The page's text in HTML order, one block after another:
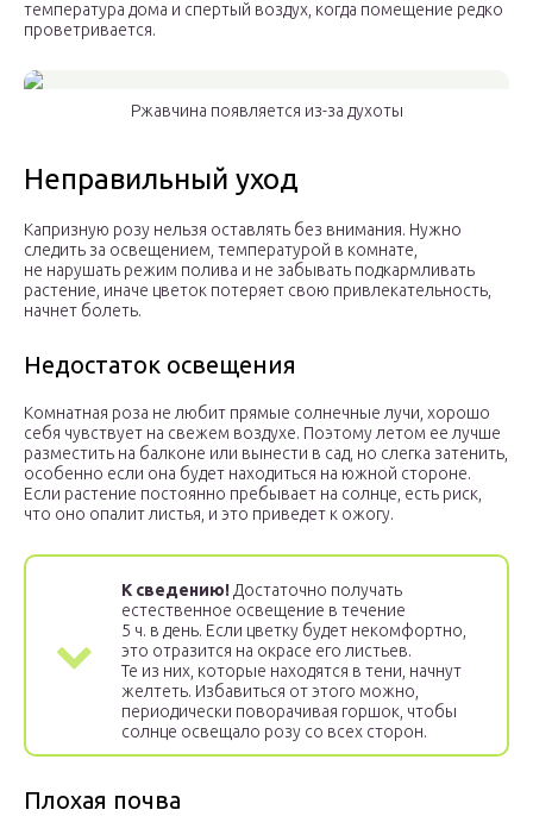
температура дома и спертый воздух, когда помещение редко
проветривается.
Ржавчина появляется из-за духоты
Неправильный уход
Капризную розу нельзя оставлять без внимания. Нужно
следить за освещением, температурой в комнате,
не нарушать режим полива и не забывать подкармливать
растение, иначе цветок потеряет свою привлекательность,
начнет болеть.
Недостаток освещения
Комнатная роза не любит прямые солнечные лучи, хорошо
себя чувствует на свежем воздухе. Поэтому летом ее лучше
разместить на балконе или вынести в сад, но слегка затенить,
особенно если она будет находиться на южной стороне.
Если растение постоянно пребывает на солнце, есть риск,
что оно опалит листья, и это приведет к ожогу.
К сведению! Достаточно получать
естественное освещение в течение
5 ч. в день. Если цветку будет некомфортно,
это отразится на окрасе его листьев.
Те из них, которые находятся в тени, начнут
желтеть. Избавиться от этого можно,
периодически поворачивая горшок, чтобы
солнце освещало розу со всех сторон.
Плохая почва